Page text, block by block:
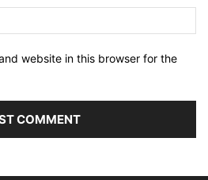
website in this browser for the